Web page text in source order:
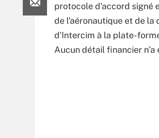
protocole d'accord signé
de l'aéronautique et de
d'Intercim à la plate-
Aucun détail financier